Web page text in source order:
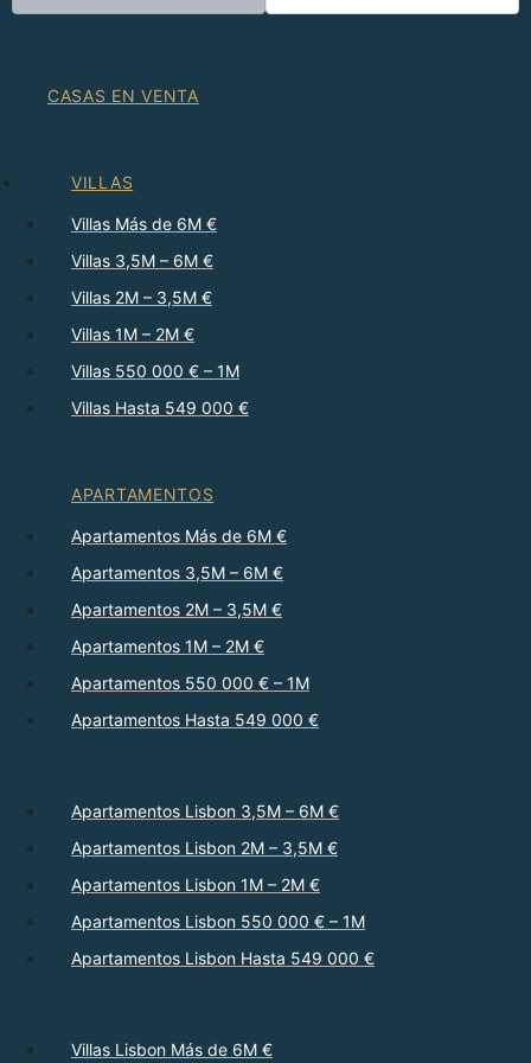
CASAS EN VENTA
VILLAS
Villas Más de 6M €
Villas 3,5M – 6M €
Villas 2M – 3,5M €
Villas 1M – 2M €
Villas 550 000 € – 1M
Villas Hasta 549 000 €
APARTAMENTOS
Apartamentos Más de 6M €
Apartamentos 3,5M – 6M €
Apartamentos 2M – 3,5M €
Apartamentos 1M – 2M €
Apartamentos 550 000 € – 1M
Apartamentos Hasta 549 000 €
Apartamentos Lisbon 3,5M – 6M €
Apartamentos Lisbon 2M – 3,5M €
Apartamentos Lisbon 1M – 2M €
Apartamentos Lisbon 550 000 € – 1M
Apartamentos Lisbon Hasta 549 000 €
Villas Lisbon Más de 6M €